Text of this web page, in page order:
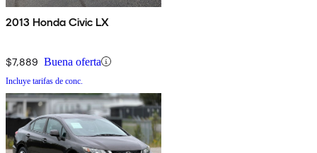
2013 Honda Civic LX
$7,889 Buena oferta
Incluye tarifas de conc.